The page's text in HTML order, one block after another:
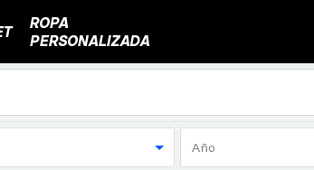
ROPA
PERSONALIZADA
Año